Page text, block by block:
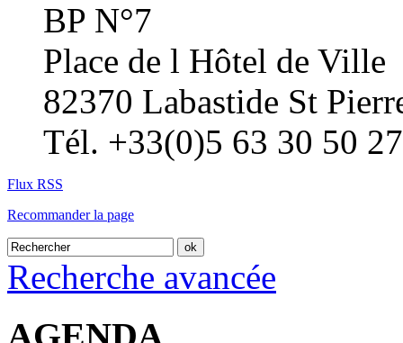
BP N°7
Place de l Hôtel de Ville
82370 Labastide St
Tél. +33(0)5 63 30 50 27
Flux RSS
Recommander la page
Recherche avancée